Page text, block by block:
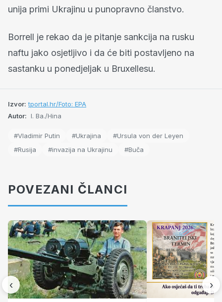
unija primi Ukrajinu u punopravno članstvo.
Borrell je rekao da je pitanje sankcija na rusku
naftu jako osjetljivo i da će biti postavljeno na
sastanku u ponedjeljak u Bruxellesu.
Izvor: tportal.hr/Foto: EPA
Autor: I. Ba./Hina
#Vladimir Putin #Ukrajina
#Ursula von der Leyen
#Rusija
#invazija na Ukrajinu #Buča
POVEZANI ČLANCI
‹ ›